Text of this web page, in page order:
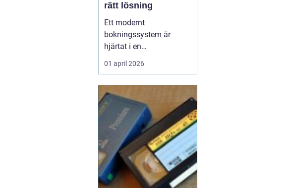
rätt lösning
Ett modernt
bokningssystem är
hjärtat i en
hotellverksamhet. När
bokningar, incheckning,
kommunikation sitter
ihop i ett flöde frigörs tid
till gästerna och
intäkterna blir lättare att
styra. Samtidigt är
marknaden full av
alternativ,...
01 april 2026